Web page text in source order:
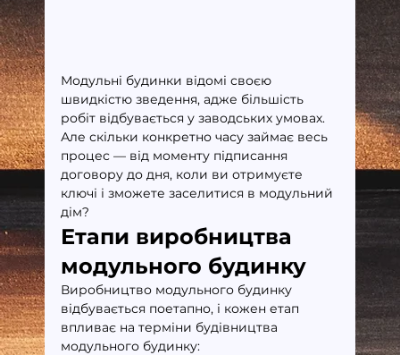
Модульні будинки відомі своєю
швидкістю зведення, адже більшість
робіт відбувається у заводських умовах.
Але скільки конкретно часу займає весь
процес — від моменту підписання
договору до дня, коли ви отримуєте
ключі і зможете заселитися в модульний
дім?
Етапи виробництва
модульного будинку
Виробництво модульного будинку
відбувається поетапно, і кожен етап
впливає на терміни будівництва
модульного будинку: